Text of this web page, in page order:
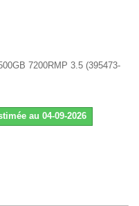
7200RMP 3.5 (395473-
au 04-09-2026